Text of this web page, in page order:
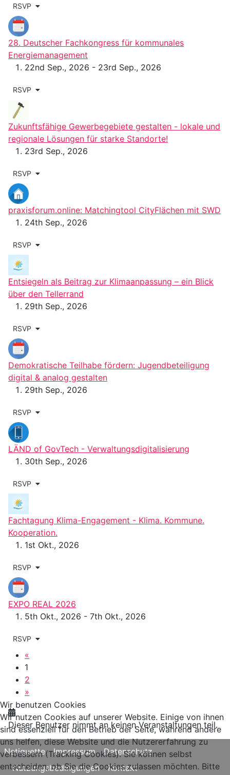
RSVP
28. Deutscher Fachkongress für kommunales
Energiemanagement
22nd Sep., 2026 - 23rd Sep., 2026
RSVP
Zukunftsfähige Gewerbegebiete gestalten - lokale und
regionale Lösungen für starke Standorte!
23rd Sep., 2026
RSVP
praxisforum.online: Matchingtool CityFlächen mit SWD
24th Sep., 2026
RSVP
Entsiegeln als Beitrag zur Klimaanpassung – ein Blick
über den Tellerrand
29th Sep., 2026
RSVP
Demokratische Teilhabe fördern: Jugendbeteiligung
digital & analog gestalten
29th Sep., 2026
RSVP
LÄND of GovTech - Verwaltungs­digitalisierung
30th Sep., 2026
RSVP
Fachtagung Klima-Engagement - Klima. Kommune.
Kooperation.
1st Okt., 2026
RSVP
EXPO REAL 2026
5th Okt., 2026 - 7th Okt., 2026
RSVP
«
1
2
»
Dieser Benutzer nimmt an keinen Veranstaltungen teil.
Netiquette Impressum
Datenschutz
Nutzungsbedingungen
Kontakt
Wir benutzen Cookies
Wir nutzen Cookies auf unserer Website. Einige von ihnen
sind essenziell für den Betrieb der Seite, während andere
uns helfen, diese Website und die Nutzererfahrung zu
verbessern (Tracking Cookies). Sie können selbst
entscheiden, ob Sie die Cookies zulassen möchten. Bitte